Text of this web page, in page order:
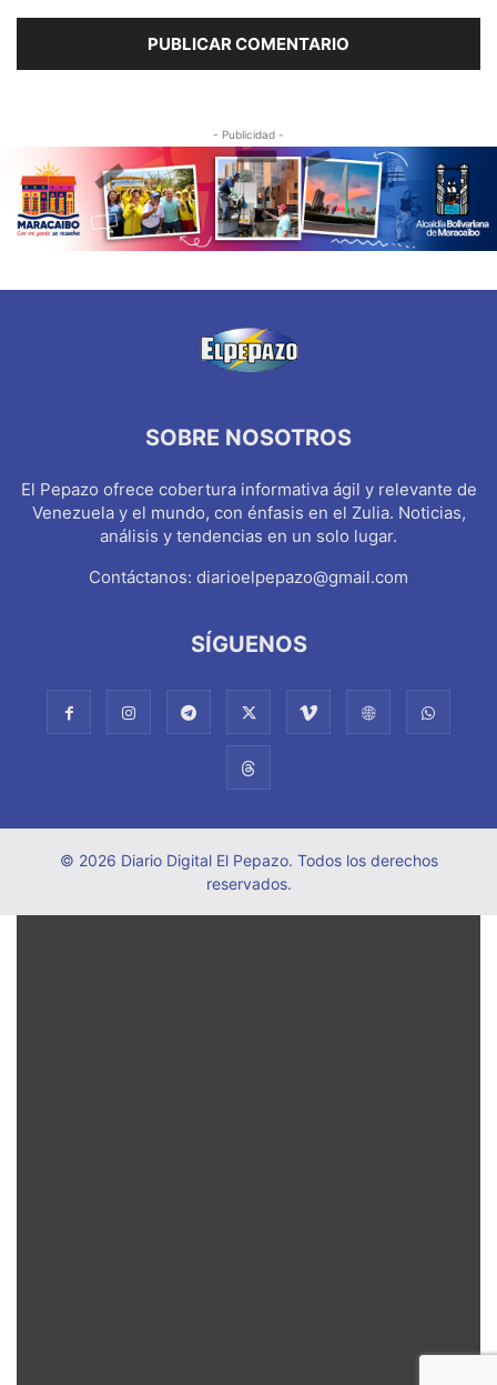
- Publicidad -
SOBRE NOSOTROS
El Pepazo ofrece cobertura informativa ágil y relevante de
Venezuela y el mundo, con énfasis en el Zulia. Noticias,
análisis y tendencias en un solo lugar.
Contáctanos: diarioelpepazo@gmail.com
SÍGUENOS
© 2026 Diario Digital El Pepazo. Todos los derechos
reservados.